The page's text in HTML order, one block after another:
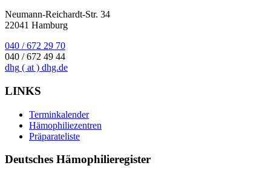
Neumann-Reichardt-Str. 34
22041 Hamburg
040 / 672 29 70
040 / 672 49 44
dhg ( at ) dhg.de
LINKS
Terminkalender
Hämophiliezentren
Präparateliste
Deutsches Hämophilieregister